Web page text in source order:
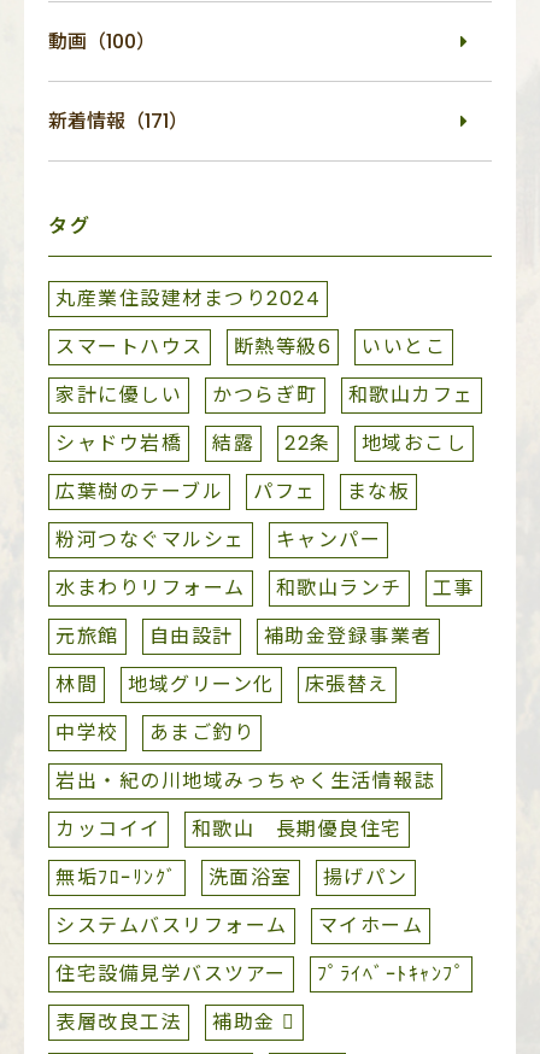
動画（100）
新着情報（171）
タグ
丸産業住設建材まつり2024
スマートハウス
断熱等級6
いいとこ
家計に優しい
かつらぎ町
和歌山カフェ
シャドウ岩橋
結露 22条
地域おこし
広葉樹のテーブル
パフェ
まな板
粉河つなぐマルシェ
キャンパー
水まわりリフォーム
和歌山ランチ
工事
元旅館
自由設計
補助金登録事業者
林間
地域グリーン化
床張替え
中学校
あまご釣り
岩出・紀の川地域みっちゃく生活情報誌
カッコイイ
和歌山 長期優良住宅
無垢ﾌﾛｰﾘﾝｸﾞ
洗面浴室
揚げパン
システムバスリフォーム
マイホーム
住宅設備見学バスツアー
ﾌﾟﾗｲﾍﾞｰﾄｷｬﾝﾌﾟ
表層改良工法
補助金 